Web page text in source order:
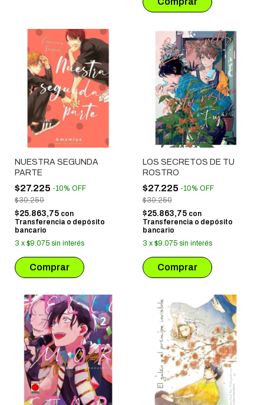
NUESTRA SEGUNDA
PARTE
$27.225 -10% OFF
$30.250
$25.863,75 con
Transferencia o depósito
bancario
3 x $9.075 sin interés
LOS SECRETOS DE TU
ROSTRO
$27.225 -10% OFF
$30.250
$25.863,75 con
Transferencia o depósito
bancario
3 x $9.075 sin interés